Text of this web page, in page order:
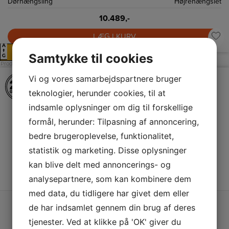
A
↑
G
Produktdatablad
10.489,-
LÆG I KURV
Silverline Udtræksemhætte
SL1152v4
Samtykke til cookies
Vi og vores samarbejdspartnere bruger
teknologier, herunder cookies, til at
indsamle oplysninger om dig til forskellige
formål, herunder: Tilpasning af annoncering,
bedre brugeroplevelse, funktionalitet,
statistik og marketing. Disse oplysninger
kan blive delt med annoncerings- og
analysepartnere, som kan kombinere dem
med data, du tidligere har givet dem eller
de har indsamlet gennem din brug af deres
tjenester. Ved at klikke på 'OK' giver du